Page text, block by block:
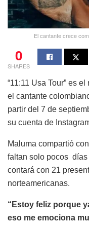
El cantante crece
0
SHARES
“11:11 Usa Tour” es
el cantante
partir del 7 de
su cuenta de
Maluma compartió
faltan solo pocos días
contará con 21
norteamericanas.
“Estoy feliz porque
eso me emociona